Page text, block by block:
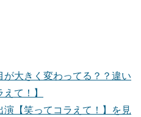
が大きく変わってる？？違い
て！】
演【笑ってコラえて！】を見